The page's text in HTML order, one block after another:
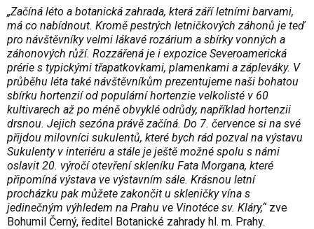
„Začíná léto a botanická zahrada, která září letními barvami,
má co nabídnout. Kromě pestrých letničkových záhonů je teď
pro návštěvníky velmi lákavé rozárium a sbírky vonných a
záhonových růží. Rozzářená je i expozice Severoamerická
prérie s typickými třapatkovkami, plamenkami a zápleváky. V
průběhu léta také návštěvníkům prezentujeme naši bohatou
sbírku hortenzií od populární hortenzie velkolisté v 60
kultivarech až po méně obvyklé odrůdy, například hortenzii
drsnou. Jejich sezóna právě začíná. Do 7. července si na své
přijdou milovníci sukulentů, které bych rád pozval na výstavu
Sukulenty v interiéru a stále je ještě možné spolu s námi
oslavit 20. výročí otevření skleníku Fata Morgana, které
připomíná výstava ve výstavním sále. Krásnou letní
procházku pak můžete zakončit u skleničky vína s
jedinečným výhledem na Prahu ve Vinotéce sv. Kláry,“zve
Bohumil Černý, ředitel Botanické zahrady hl. m. Prahy.